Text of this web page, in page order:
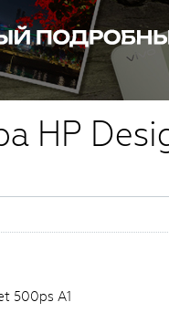
HP
500ps A1